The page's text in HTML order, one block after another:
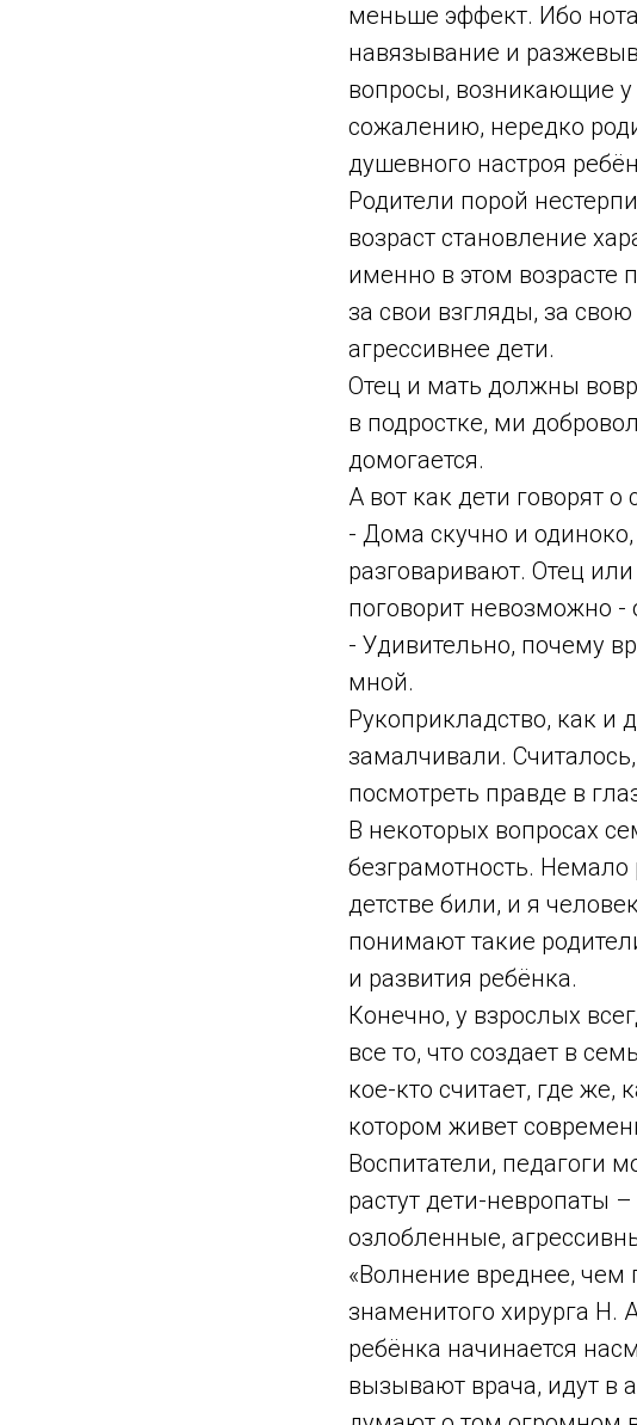
меньше эффект. Ибо
навязывание и
вопросы, возникающие
сожалению, нередко
душевного настроя
Родители порой
возраст становление
именно в этом возрасте
за свои взгляды, за
агрессивнее дети.
Отец и мать должны
в подростке, ми
домогается.
А вот как дети говорят о
- Дома скучно и
разговаривают. Отец
поговорит невозможно -
- Удивительно, почему
мной.
Рукоприкладство, как и
замалчивали.
посмотреть правде в
В некоторых вопросах
безграмотность.
детстве били, и я
понимают такие
и развития ребёнка.
Конечно, у взрослых
все то, что создает в
кое-кто считает, где же,
котором живет
Воспитатели, педагоги
растут дети-невропаты
озлобленные,
«Волнение вреднее, чем
знаменитого хирурга Н.
ребёнка начинается
вызывают врача, идут в